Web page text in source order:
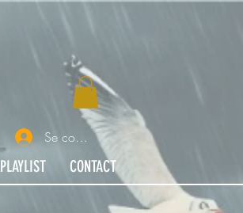
PLAYLIST CONTACT
Se connecter